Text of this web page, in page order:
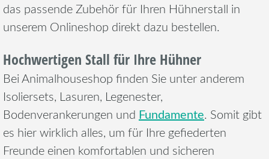
das passende Zubehör für Ihren Hühnerstall in
unserem Onlineshop direkt dazu bestellen.
Hochwertigen Stall für Ihre Hühner
Bei Animalhouseshop finden Sie unter anderem
Isoliersets, Lasuren, Legenester,
Bodenverankerungen und Fundamente. Somit gibt
es hier wirklich alles, um für Ihre gefiederten
Freunde einen komfortablen und sicheren